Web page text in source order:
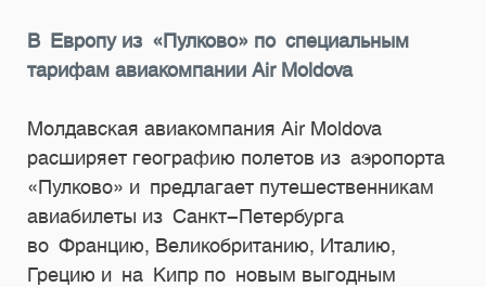
В Европу из «Пулково» по специальным
тарифам авиакомпании Air Moldova
Молдавская авиакомпания Air Moldova
расширяет географию полетов из аэропорта
«Пулково» и предлагает путешественникам
авиабилеты из Санкт-Петербурга
во Францию, Великобританию, Италию,
Грецию и на Кипр по новым выгодным